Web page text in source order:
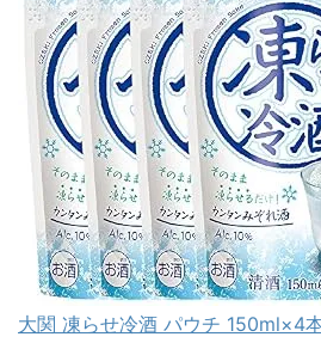
大関 凍らせ冷酒 パウチ 150ml×4